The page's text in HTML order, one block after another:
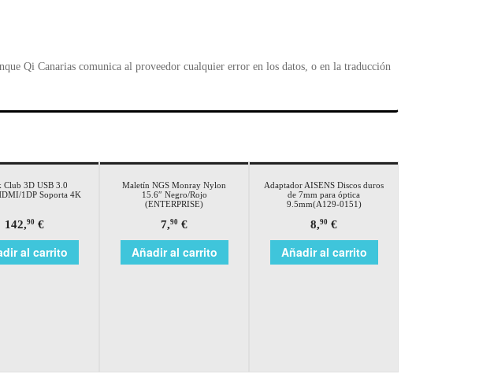
Qi Canarias comunica al proveedor cualquier error en los datos, o en la traducción
Club 3D USB 3.0
1DP Soporta 4K
142,90 €
al carrito
Maletín NGS Monray Nylon
15.6″ Negro/Rojo
(ENTERPRISE)
7,90 €
Añadir al carrito
Adaptador AISENS Discos duros
de 7mm para óptica
9.5mm(A129-0151)
8,90 €
Añadir al carrito